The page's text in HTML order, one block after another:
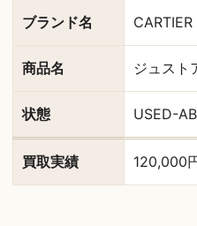
ブランド名 CARTIER
商品名 ジュスト
状態 USED-AB
買取実績 120,000